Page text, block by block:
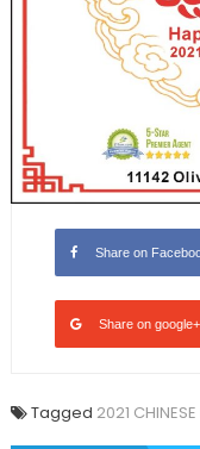
Share on
Share on google+
Tagged 2021